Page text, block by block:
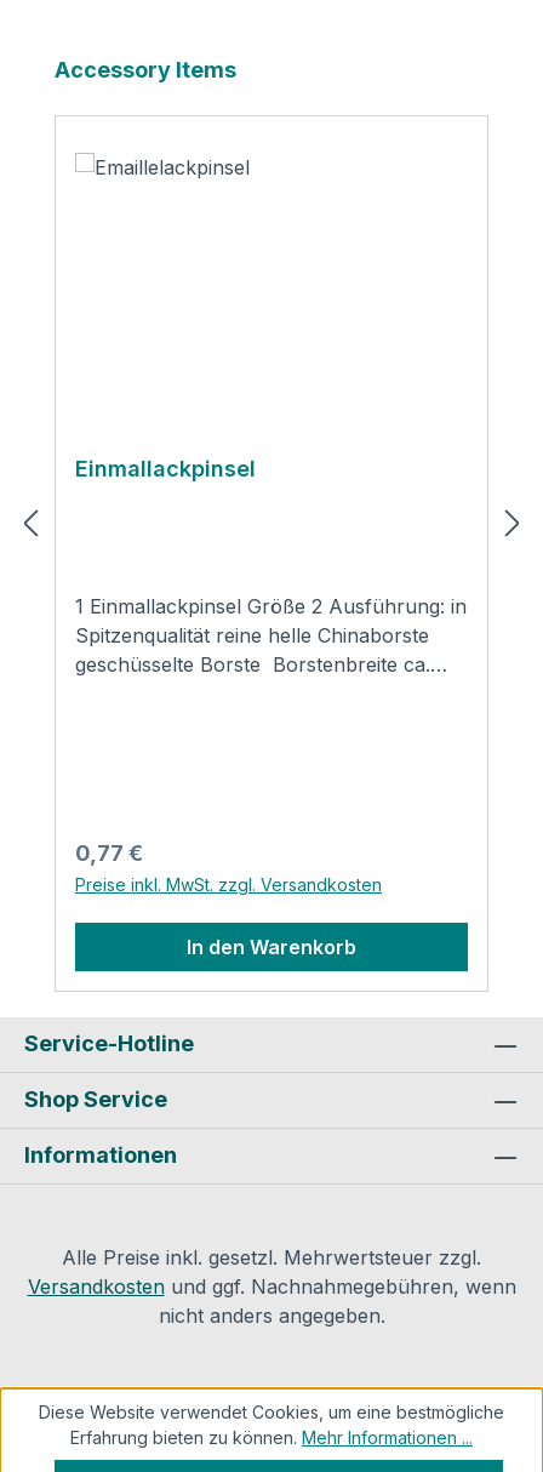
Produktgalerie überspringen
Accessory Items
Einmallackpinsel
1 Einmallackpinsel Größe 2 Ausführung: in
Spitzenqualität reine helle Chinaborste
geschüsselte Borste Borstenbreite ca.
Regulärer Preis:
0,77 €
Preise inkl. MwSt. zzgl. Versandkosten
In den Warenkorb
Service-Hotline
Shop Service
Informationen
Alle Preise inkl. gesetzl. Mehrwertsteuer zzgl.
Versandkostenund ggf. Nachnahmegebühren, wenn
nicht anders angegeben.
Diese Website verwendet Cookies, um eine bestmögliche
Erfahrung bieten zu können. Mehr Informationen ...